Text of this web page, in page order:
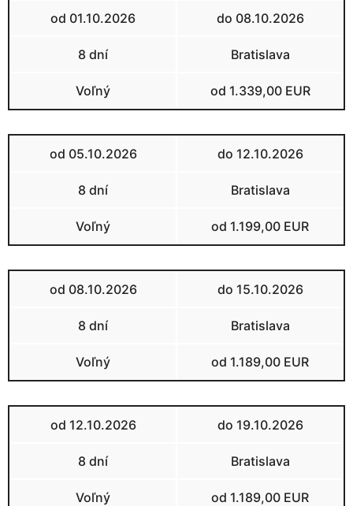
od 01.10.2026 do 08.10.2026
8 dní Bratislava
Voľný od 1.339,00 EUR
od 05.10.2026 do 12.10.2026
8 dní Bratislava
Voľný od 1.199,00 EUR
od 08.10.2026 do 15.10.2026
8 dní Bratislava
Voľný od 1.189,00 EUR
od 12.10.2026 do 19.10.2026
8 dní Bratislava
Voľný od 1.189,00 EUR